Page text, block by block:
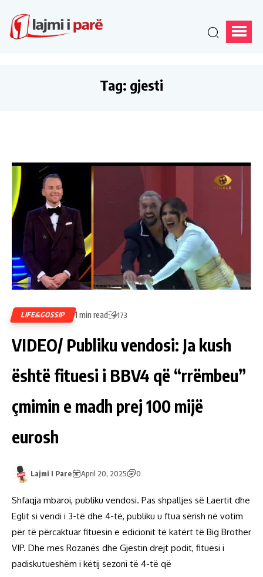
Tag: gjesti
LIFE&GOSSIP 1 min read 173
VIDEO/ Publiku vendosi: Ja kush
është fituesi i BBV4 që “rrëmbeu”
çmimin e madh prej 100 mijë
eurosh
Lajmi I Pare April 20, 2025 0
Shfaqja mbaroi, publiku vendosi. Pas shpalljes së Laertit dhe
Eglit si vendi i 3-të dhe 4-të, publiku u ftua sërish në votim
për të përcaktuar fituesin e edicionit të katërt të Big Brother
VIP. Dhe mes Rozanës dhe Gjestin drejt podit, fituesi i
padiskutueshëm i këtij sezoni të 4-të që